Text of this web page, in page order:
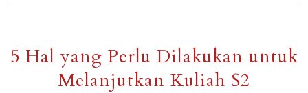
5 Hal yang Perlu Dilakukan untuk
Melanjutkan Kuliah S2